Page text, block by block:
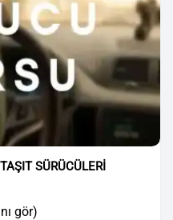
SÜRÜCÜLERİ
gör)